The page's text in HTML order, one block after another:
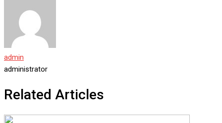
admin
administrator
Related Articles